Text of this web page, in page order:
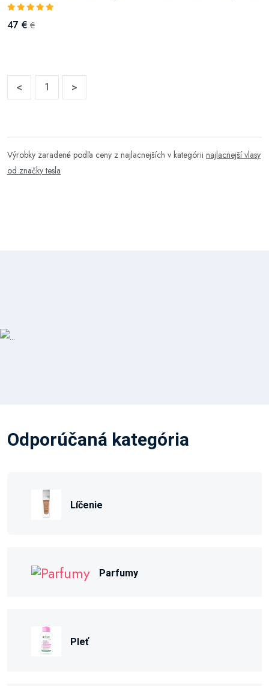
47 € €
< 1 >
Výrobky zaradené podľa ceny z najlacnejších v kategórii najlacnejší vlasy
od značky tesla
Odporúčaná kategória
Líčenie
Parfumy
Pleť